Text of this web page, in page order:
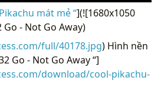
mát mẻ “](![1680x1050
- Not Go Away)
full/40178.jpg) Hình nền
Go - Not Go Away “]
download/cool-pikachu-